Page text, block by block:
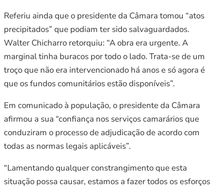
Referiu ainda que o presidente da Câmara tomou “atos
precipitados” que podiam ter sido salvaguardados.
Walter Chicharro retorquiu: “A obra era urgente. A
marginal tinha buracos por todo o lado. Trata-se de um
troço que não era intervencionado há anos e só agora é
que os fundos comunitários estão disponíveis”.
Em comunicado à população, o presidente da Câmara
afirmou a sua “confiança nos serviços camarários que
conduziram o processo de adjudicação de acordo com
todas as normas legais aplicáveis”.
“Lamentando qualquer constrangimento que esta
situação possa causar, estamos a fazer todos os esforços